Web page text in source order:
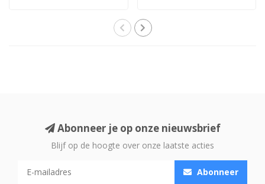
Abonneer je op onze nieuwsbrief
Blijf op de hoogte over onze laatste acties
Abonneer